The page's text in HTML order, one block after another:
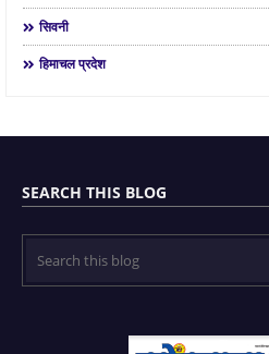
सिवनी
हिमाचल प्रदेश
SEARCH THIS BLOG